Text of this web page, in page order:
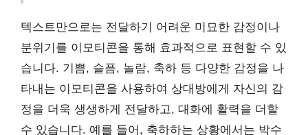
텍스트만으로는 전달하기 어려운 미묘한 감정이나
분위기를 이모티콘을 통해 효과적으로 표현할 수 있
습니다. 기쁨, 슬픔, 놀람, 축하 등 다양한 감정을 나
타내는 이모티콘을 사용하여 상대방에게 자신의 감
정을 더욱 생생하게 전달하고, 대화에 활력을 더할
수 있습니다. 예를 들어, 축하하는 상황에서는 박수